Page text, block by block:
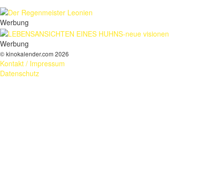
Werbung
Werbung
© kinokalender.com 2026
Kontakt / Impressum
Datenschutz